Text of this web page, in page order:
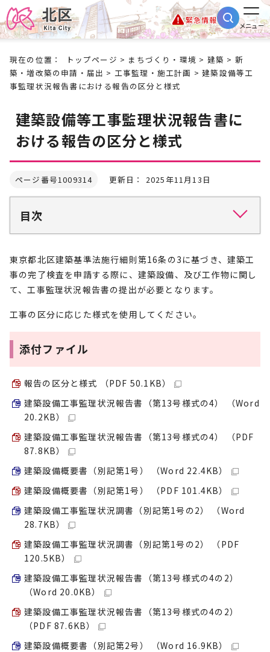
緊急情報
メニュー
現在の位置： トップページ > まちづくり・環境 > 建築 > 新
築・増改築の申請・届出 > 工事監理・施工計画 > 建築設備等工
事監理状況報告書における報告の区分と様式
建築設備等工事監理状況報告書に
おける報告の区分と様式
ページ番号1009314 更新日： 2025年11月13日
目次
東京都北区建築基準法施行細則第16条の3に基づき、建築工
事の完了検査を申請する際に、建築設備、及び工作物に関し
て、工事監理状況報告書の提出が必要となります。
工事の区分に応じた様式を使用してください。
添付ファイル
報告の区分と様式 （PDF 50.1KB）
建築設備工事監理状況報告書（第13号様式の4） （Word
20.2KB）
建築設備工事監理状況報告書（第13号様式の4） （PDF
87.8KB）
建築設備概要書（別記第1号） （Word 22.4KB）
建築設備概要書（別記第1号） （PDF 101.4KB）
建築設備工事監理状況調書（別記第1号の2） （Word
28.7KB）
建築設備工事監理状況調書（別記第1号の2） （PDF
120.5KB）
建築設備工事監理状況報告書（第13号様式の4の2）
（Word 20.0KB）
建築設備工事監理状況報告書（第13号様式の4の2）
（PDF 87.6KB）
建築設備概要書（別記第2号） （Word 16.9KB）